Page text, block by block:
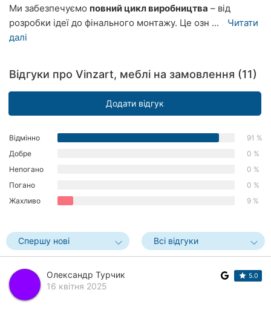
Полтава
Чернігів
Івано-
Луцьк
Ужгород
Ми забезпечуємо повний цикл виробництва – від
розробки ідеї до фінального монтажу. Це озн ...
Читати
далі
Відгуки про Vinzart, меблі на замовлення (11)
Додати відгук
Відмінно
91 %
Добре
0 %
Непогано
0 %
Погано
0 %
Жахливо
9 %
Спершу нові Всі відгуки
Олександр Турчик
16 квітня 2025
5.0